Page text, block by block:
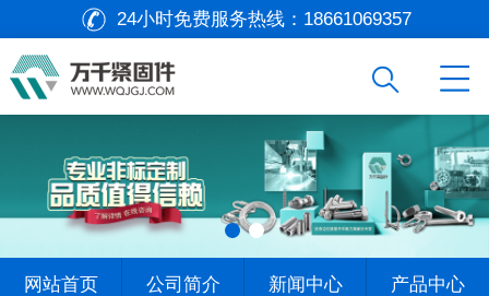
24小时免费服务热线： 18661069357
网站首页 公司简介 新闻中心 产品中心